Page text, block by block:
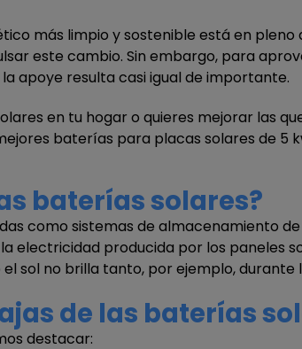
más limpio y sostenible está en
este cambio. Sin embargo, para
apoye resulta casi igual de importante.
en tu hogar o quieres mejorar las
baterías para placas solares de 5
baterías solares?
como sistemas de almacenamiento
electricidad producida por los
sol no brilla tanto, por ejemplo, durante
de las baterías
destacar: